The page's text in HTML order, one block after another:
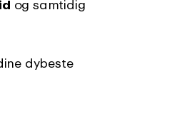
og samtidig
dybeste